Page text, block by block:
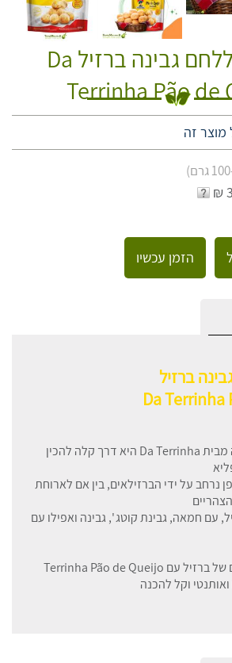
תערובת ללחם גבינה ברזיל Da
Terrinha Pão de
מוצר זה
הזמן עכשיו
ברזיל
Da Terrinha
תערובת ללחם גבינה מבית Da Terrinha היא דרך קלה להכין
נרחב על ידי הברזילאים, בין אם לארוחת
עם חמאה, גבינת קוטג ', גבינה ואפילו עם
בואו לחוות את הטעם של ברזיל עם Terrinha Pão de Queijo
וקל להכנה